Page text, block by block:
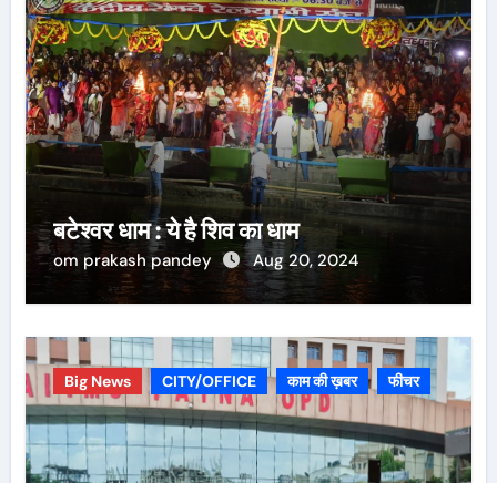
बटेश्वर धाम : ये है शिव का धाम
om prakash pandey Aug 20, 2024
Big News CITY/OFFICE काम की ख़बर फीचर